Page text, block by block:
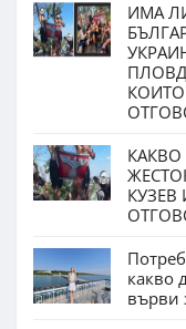
ИМА
КОИТО
какво
върви